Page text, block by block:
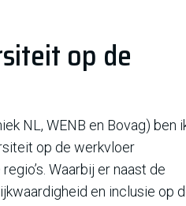
op de
NL, WENB en Bovag) ben
op de werkvloer
Waarbij er naast de
en inclusie op